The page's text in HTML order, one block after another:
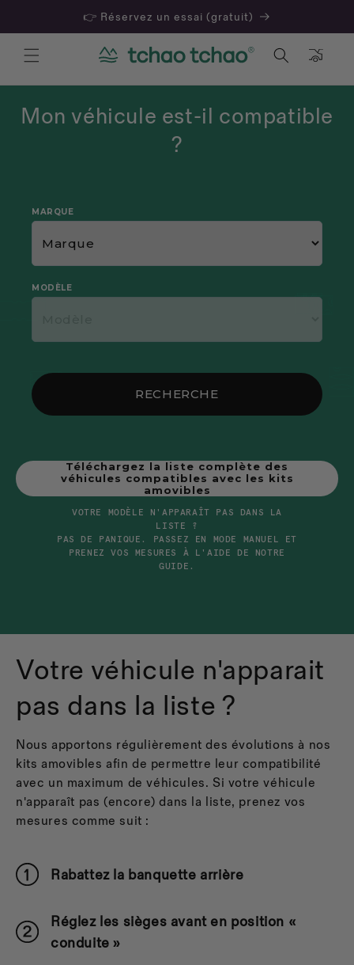
👉 Réservez un essai (gratuit)
Panier
Mon véhicule est-il compatible
?
MARQUE
MODÈLE
RECHERCHE
Téléchargez la liste complète des
véhicules compatibles avec les kits
amovibles
VOTRE MODÈLE N'APPARAÎT PAS DANS LA
LISTE ?
PAS DE PANIQUE. PASSEZ EN MODE MANUEL ET
PRENEZ VOS MESURES À L'AIDE DE NOTRE
GUIDE.
Votre véhicule n'apparait
pas dans la liste ?
Nous apportons régulièrement des évolutions à nos
kits amovibles afin de permettre leur compatibilité
avec un maximum de véhicules. Si votre véhicule
n'apparaît pas (encore) dans la liste, prenez vos
mesures comme suit :
Rabattez la banquette arrière
Réglez les sièges avant en position «
conduite »